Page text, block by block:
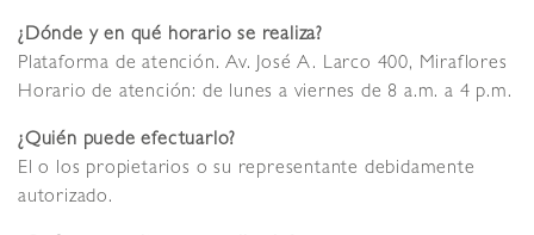
¿Dónde y en qué horario se realiza?
Plataforma de atención. Av. José A. Larco 400, Miraflores
Horario de atención: de lunes a viernes de 8 a.m. a 4 p.m.
¿Quién puede efectuarlo?
El o los propietarios o su representante debidamente
autorizado.